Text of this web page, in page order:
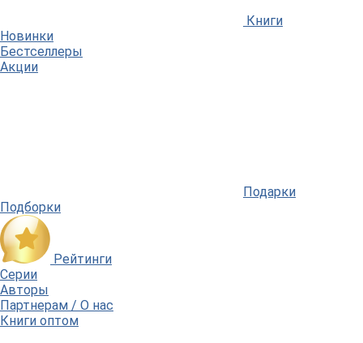
Книги
Новинки
Бестселлеры
Акции
Подарки
Подборки
Рейтинги
Серии
Авторы
Партнерам / О нас
Книги оптом